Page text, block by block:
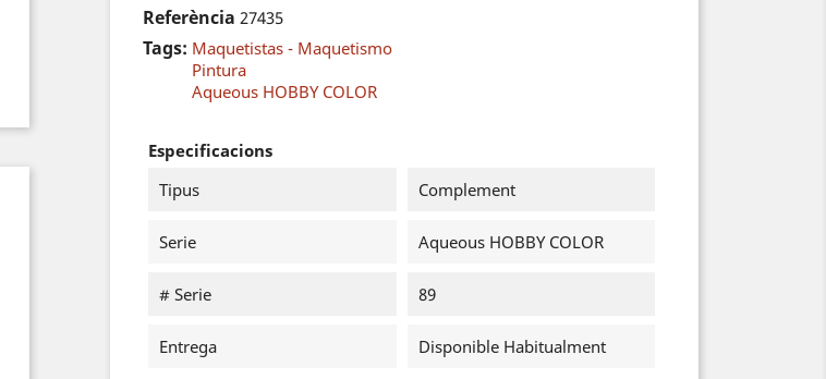
Referència 27435
Tags: Maquetistas - Maquetismo
Pintura
Aqueous HOBBY COLOR
Especificacions
Tipus
Complement
Serie Aqueous HOBBY COLOR
# Serie 89
Entrega Disponible Habitualment